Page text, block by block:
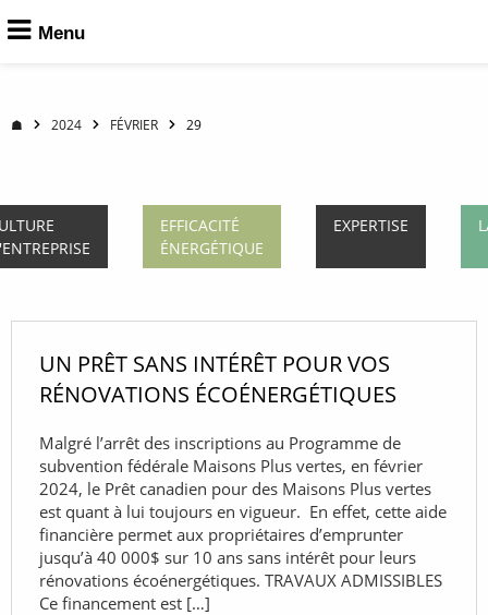
☗ 2024 FÉVRIER 29
EFFICACITÉ
ÉNERGÉTIQUE
EXPERTISE
UN PRÊT SANS INTÉRÊT POUR VOS
RÉNOVATIONS ÉCOÉNERGÉTIQUES
Malgré l’arrêt des inscriptions au Programme de
subvention fédérale Maisons Plus vertes, en février
2024, le Prêt canadien pour des Maisons Plus vertes
est quant à lui toujours en vigueur. En effet, cette aide
financière permet aux propriétaires d’emprunter
jusqu’à 40 000$ sur 10 ans sans intérêt pour leurs
rénovations écoénergétiques. TRAVAUX ADMISSIBLES
Ce financement est […]
Menu